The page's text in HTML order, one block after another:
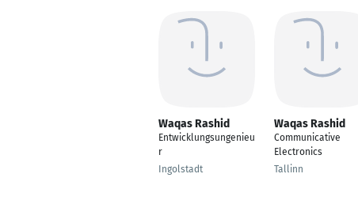
Waqas Rashid
Entwicklungsungenieu
r
Ingolstadt
Waqas Rashid
Communicative
Electronics
Tallinn